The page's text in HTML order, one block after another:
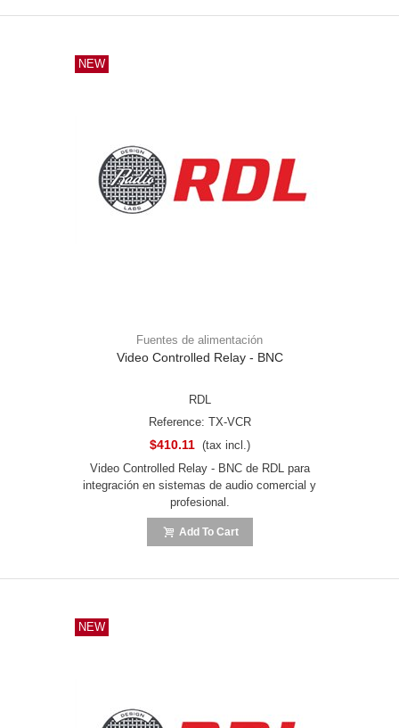
NEW
Fuentes de alimentación
Video Controlled Relay - BNC
RDL
Reference: TX-VCR
$410.11 (tax incl.)
Video Controlled Relay - BNC de RDL para
integración en sistemas de audio comercial y
profesional.
Add To Cart
NEW